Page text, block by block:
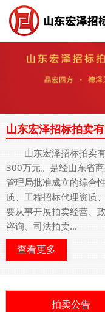
山东宏泽招标拍卖有
山东宏泽招标拍卖有
300万元。是经山东省
管理局批准成立的综合
质、工程招标代理资质
要从事开展拍卖经营、
咨询、司法拍卖...
查看更多
拍卖公告